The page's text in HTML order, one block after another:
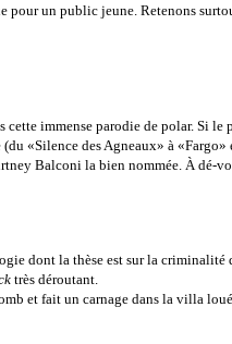
pour un public jeune. Retenons
immense parodie de polar. Si le
«Silence des Agneaux» à «Fargo»
Balconi la bien nommée. À dé-
dont la thèse est sur la
très déroutant.
et fait un carnage dans la villa